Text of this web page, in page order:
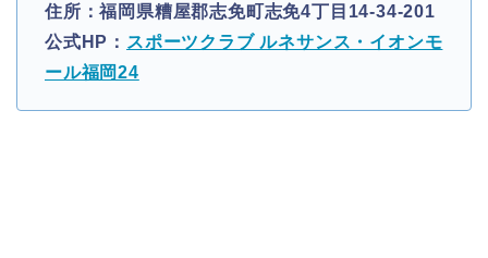
住所：福岡県糟屋郡志免町志免4丁目14-34-201
公式HP： スポーツクラブ ルネサンス・イオンモ
ール福岡24